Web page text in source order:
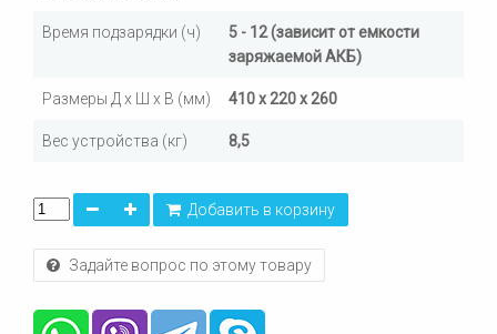
Время подзарядки (ч)
5 - 12 (зависит от емкости
заряжаемой АКБ)
Размеры Д х Ш х В (мм) 410 х 220 х 260
Вес устройства (кг) 8,5
Добавить в корзину
Задайте вопрос по этому товару